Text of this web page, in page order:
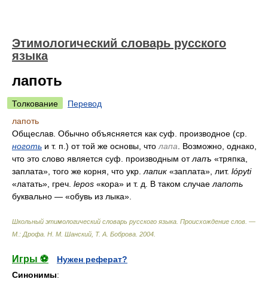
Этимологический словарь русского
языка
лапоть
Толкование
Перевод
лапоть
Общеслав. Обычно объясняется как суф. производное (ср.
ноготь и т. п.) от той же основы, что лапа . Возможно, однако,
что это слово является суф. производным отлапъ «тряпка,
заплата», того же корня, что укр. лапик «заплата», лит. lópyti
«латать», греч. lepos «кора» и т. д. В таком случае лапоть
буквально — «обувь из лыка».
Школьный этимологический словарь русского языка. Происхождение слов. —
М.: Дрофа Н. М. Шанский, Т. А. Боброва 2004
Игры ⚽
Нужен реферат?
Синонимы: